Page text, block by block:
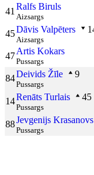
41 Ralfs Biruls
Aizsargs
45Dāvis Valpēters
Aizsargs
47Artis Kokars
Pussargs
84Deivids Žīle 9
Pussargs
14Renāts Turlais 45
Pussargs
88Jevgenijs Krasanovs
Pussargs